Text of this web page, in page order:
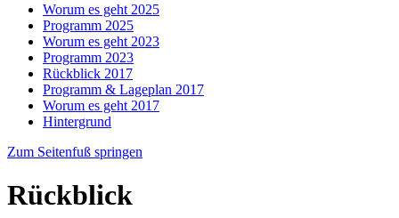
Worum es geht 2025
Programm 2025
Worum es geht 2023
Programm 2023
Rückblick 2017
Programm & Lageplan 2017
Worum es geht 2017
Hintergrund
Zum Seitenfuß springen
Rückblick